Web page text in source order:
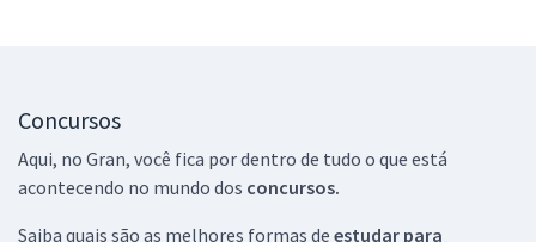
Concursos
Aqui, no Gran, você fica por dentro de tudo o que está
acontecendo no mundo dos concursos.
Saiba quais são as melhores formas de estudar para